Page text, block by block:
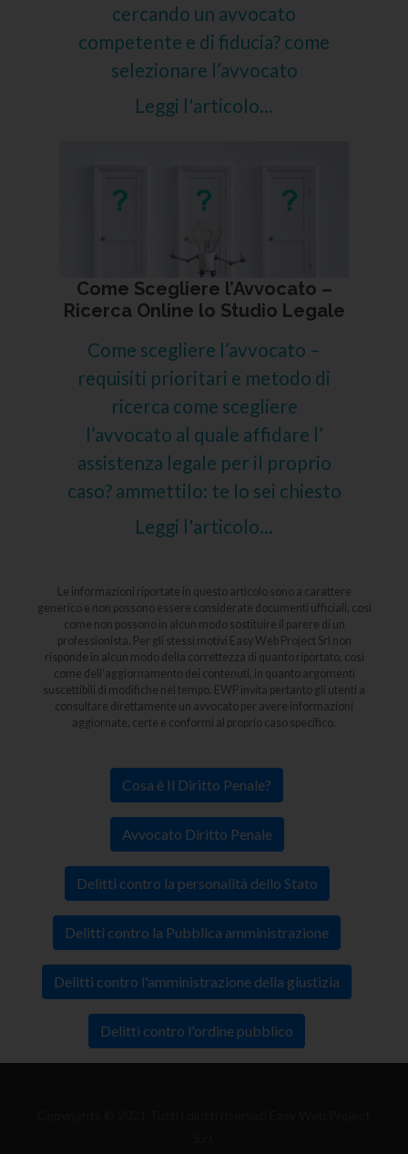
cercando un avvocato
competente e di fiducia? come
selezionare l’avvocato
Leggi l'articolo...
Come Scegliere l’Avvocato –
Ricerca Online lo Studio Legale
Come scegliere l’avvocato –
requisiti prioritari e metodo di
ricerca come scegliere
l’avvocato al quale affidare l’
assistenza legale per il proprio
caso? ammettilo: te lo sei chiesto
Leggi l'articolo...
Le informazioni riportate in questo articolo sono a carattere
generico e non possono essere considerate documenti ufficiali, così
come non possono in alcun modo sostituire il parere di un
professionista. Per gli stessi motivi Easy Web Project Srl non
risponde in alcun modo della correttezza di quanto riportato, così
come dell’aggiornamento dei contenuti, in quanto argomenti
suscettibili di modifiche nel tempo. EWP invita pertanto gli utenti a
consultare direttamente un avvocato per avere informazioni
aggiornate, certe e conformi al proprio caso specifico.
Cosa è Il Diritto Penale?
Avvocato Diritto Penale
Delitti contro la personalità dello Stato
Delitti contro la Pubblica amministrazione
Delitti contro l'amministrazione della giustizia
Delitti contro l'ordine pubblico